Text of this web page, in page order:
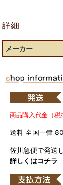
詳細
メーカー
商品購入代金（税
送料 全国一律
佐川急便で発送
詳しくはコチラ